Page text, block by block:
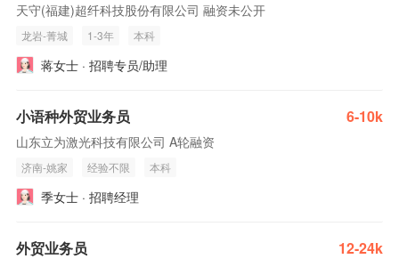
天守(福建)超纤科技股份有限公司 融资未公开
龙岩-菁城 1-3年 本科
蒋女士 · 招聘专员/助理
小语种外贸业务员 6-10k
山东立为激光科技有限公司 A轮融资
济南-姚家 经验不限 本科
季女士 · 招聘经理
外贸业务员 12-24k